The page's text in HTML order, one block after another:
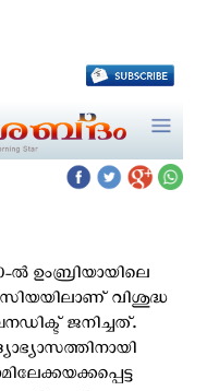
ല്‍ ഉംബ്രിയായിലെ
വിശുദ്ധ
ജനിച്ചത്.